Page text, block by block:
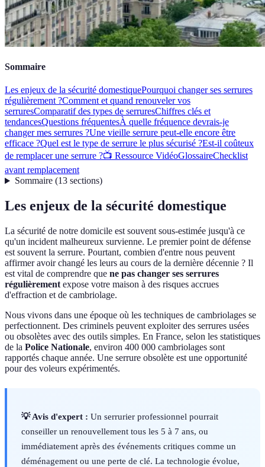
Sommaire
Les enjeux de la sécurité domestiquePourquoi changer ses serrures
régulièrement ?Comment et quand renouveler vos
serruresComparatif des types de serruresChiffres clés et
tendancesQuestions fréquentesÀ quelle fréquence devrais-je
changer mes serrures ?Une vieille serrure peut-elle encore être
efficace ?Quel est le type de serrure le plus sécurisé ?Est-il coûteux
de remplacer une serrure ?📺 Ressource VidéoGlossaireChecklist
avant remplacement
Sommaire(13 sections)
Les enjeux de la sécurité domestique
La sécurité de notre domicile est souvent sous-estimée jusqu'à ce
qu'un incident malheureux survienne. Le premier point de défense
est souvent la serrure. Pourtant, combien d'entre nous peuvent
affirmer avoir changé les leurs au cours de la dernière décennie ? Il
est vital de comprendre que ne pas changer ses serrures
régulièrement expose votre maison à des risques accrues
d'effraction et de cambriolage.
Nous vivons dans une époque où les techniques de cambriolages se
perfectionnent. Des criminels peuvent exploiter des serrures usées
ou obsolètes avec des outils simples. En France, selon les statistiques
de la Police Nationale, environ 400 000 cambriolages sont
rapportés chaque année. Une serrure obsolète est une opportunité
pour des voleurs expérimentés.
💡 Avis d'expert : Un serrurier professionnel pourrait
conseiller un renouvellement tous les 5 à 7 ans, ou
immédiatement après des événements critiques comme un
déménagement ou une perte de clé. La technologie évolue,